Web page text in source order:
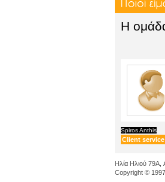
Η
Spiros Anthis
Client service
Ηλία Ηλιού
Copyright ©